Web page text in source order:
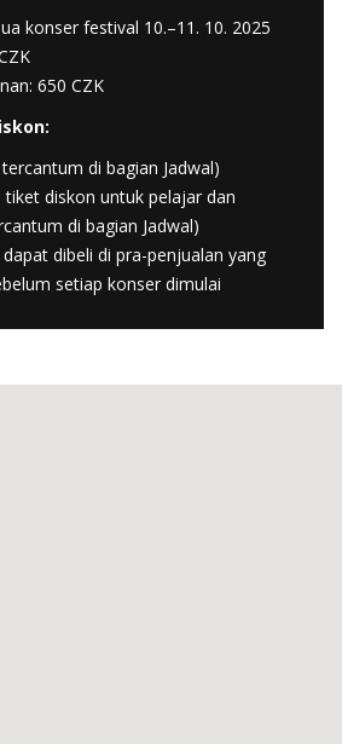
konser festival 10.–11. 10. 2025
650 CZK
di bagian Jadwal)
diskon untuk pelajar dan
di bagian Jadwal)
dibeli di pra-penjualan yang
setiap konser dimulai